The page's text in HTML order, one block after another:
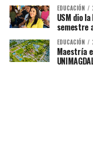
EDUCACIÓN
USM dio
semestre
EDUCACIÓN
Maestría